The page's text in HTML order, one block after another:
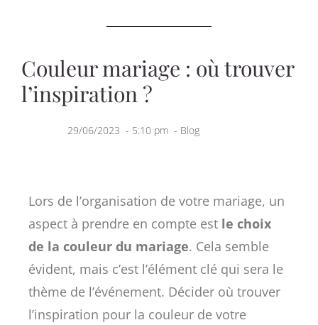
Couleur mariage : où trouver
l’inspiration ?
29/06/2023 - 5:10 pm - Blog
Lors de l’organisation de votre mariage, un
aspect à prendre en compte est le choix
de la couleur du mariage. Cela semble
évident, mais c’est l’élément clé qui sera le
thème de l’événement. Décider où trouver
l’inspiration pour la couleur de votre